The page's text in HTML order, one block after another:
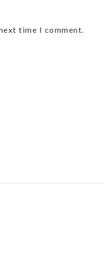
time I comment.